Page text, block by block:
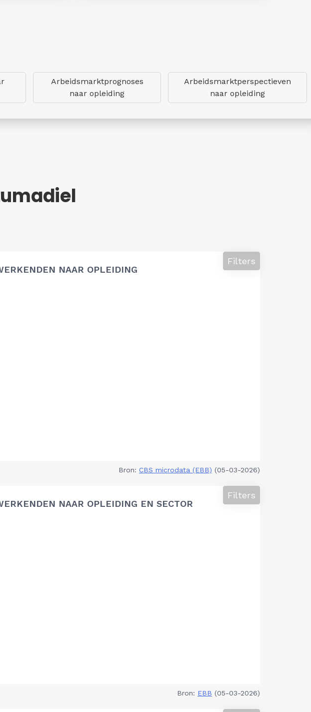
Arbeidsmarktprognoses
naar opleiding
Arbeidsmarktperspectieven
naar opleiding
NAAR OPLEIDING
Filters
Bron: CBS microdata (EBB) (05-03-2026)
NAAR OPLEIDING EN SECTOR
Filters
Bron: EBB (05-03-2026)